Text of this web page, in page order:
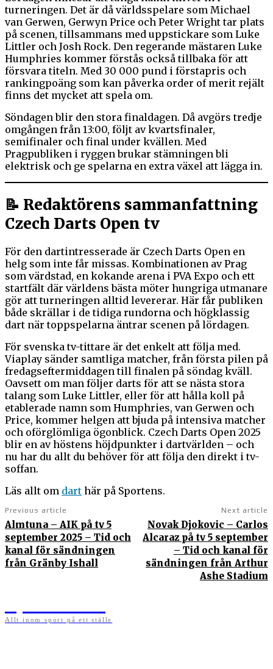
turneringen. Det är då världsspelare som Michael
van Gerwen, Gerwyn Price och Peter Wright tar plats
på scenen, tillsammans med uppstickare som Luke
Littler och Josh Rock. Den regerande mästaren Luke
Humphries kommer förstås också tillbaka för att
försvara titeln. Med 30 000 pund i förstapris och
rankingpoäng som kan påverka order of merit rejält
finns det mycket att spela om.
Söndagen blir den stora finaldagen. Då avgörs tredje
omgången från 13:00, följt av kvartsfinaler,
semifinaler och final under kvällen. Med
Pragpubliken i ryggen brukar stämningen bli
elektrisk och ge spelarna en extra växel att lägga in.
📝 Redaktörens sammanfattning
Czech Darts Open tv
För den dartintresserade är Czech Darts Open en
helg som inte får missas. Kombinationen av Prag
som värdstad, en kokande arena i PVA Expo och ett
startfält där världens bästa möter hungriga utmanare
gör att turneringen alltid levererar. Här får publiken
både skrällar i de tidiga rundorna och högklassig
dart när toppspelarna äntrar scenen på lördagen.
För svenska tv-tittare är det enkelt att följa med.
Viaplay sänder samtliga matcher, från första pilen på
fredagseftermiddagen till finalen på söndag kväll.
Oavsett om man följer darts för att se nästa stora
talang som Luke Littler, eller för att hålla koll på
etablerade namn som Humphries, van Gerwen och
Price, kommer helgen att bjuda på intensiva matcher
och oförglömliga ögonblick. Czech Darts Open 2025
blir en av höstens höjdpunkter i dartvärlden – och
nu har du allt du behöver för att följa den direkt i tv-
soffan.
Läs allt om dart här på Sportens.
Previous article
Almtuna – AIK på tv 5
september 2025 – Tid och
kanal för sändningen
från Gränby Ishall
Next article
Novak Djokovic – Carlos
Alcaraz på tv 5 september
– Tid och kanal för
sändningen från Arthur
Ashe Stadium
Allt inom sport på ett ställe